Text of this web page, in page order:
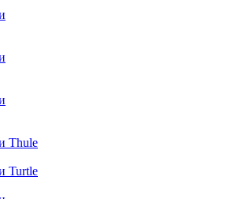
Thule
Turtle